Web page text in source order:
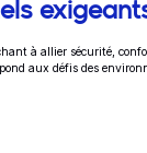
à allier sécurité,
aux défis des